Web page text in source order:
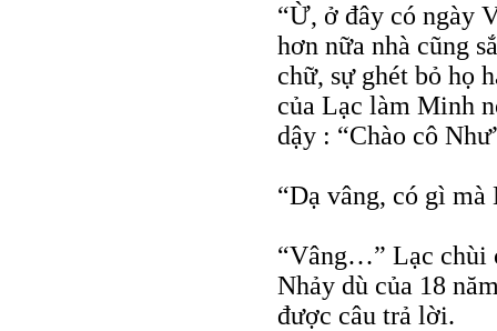
“Ừ, ở đây có ngày
hơn nữa nhà cũng
chữ, sự ghét bỏ họ
của Lạc làm Minh
dậy : “Chào cô
“Dạ vâng, có gì
“Vâng…” Lạc chùi
Nhảy dù của 18
được câu trả lời.